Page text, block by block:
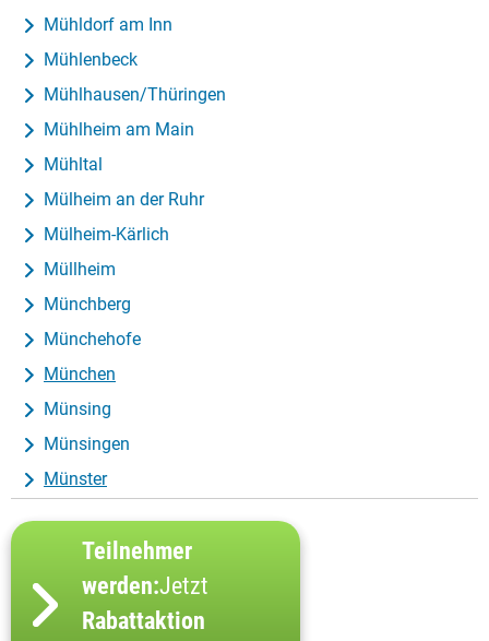
Mühldorf am Inn
Mühlenbeck
Mühlhausen/Thüringen
Mühlheim am Main
Mühltal
Mülheim an der Ruhr
Mülheim-Kärlich
Müllheim
Münchberg
Münchehofe
München
Münsing
Münsingen
Münster
Teilnehmer
werden:Jetzt
Rabattaktion